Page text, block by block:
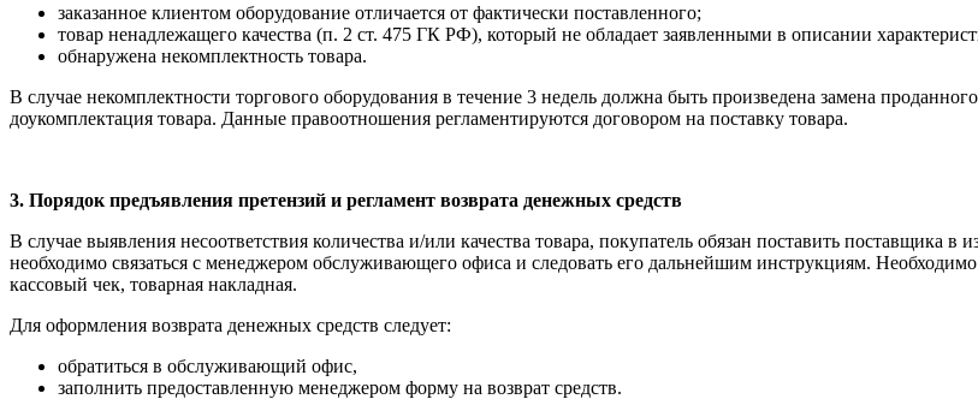
заказанное клиентом оборудование отличается от фактически поставленного;
товар ненадлежащего качества (п. 2 ст. 475 ГК РФ), который не обладает заявленными в описании
обнаружена некомплектность товара.
В случае некомплектности торгового оборудования в течение 3 недель должна быть произведена замена
доукомплектация товара. Данные правоотношения регламентируются договором на поставку товара.
3. Порядок предъявления претензий и регламент возврата денежных средств
В случае выявления несоответствия количества и/или качества товара, покупатель обязан поставить поставщика
необходимо связаться с менеджером обслуживающего офиса и следовать его дальнейшим инструкциям.
кассовый чек, товарная накладная.
Для оформления возврата денежных средств следует:
обратиться в обслуживающий офис,
заполнить предоставленную менеджером форму на возврат средств.